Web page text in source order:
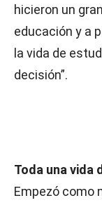
hicieron un
educación y a
la vida de
decisión”.
Toda una vida
Empezó como